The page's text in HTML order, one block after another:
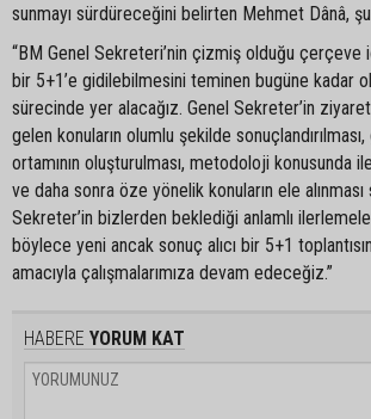
sunmayı sürdüreceğini belirten Mehmet Dânâ,
“BM Genel Sekreteri’nin çizmiş olduğu çerçeve
bir 5+1’e gidilebilmesini teminen bugüne kadar
sürecinde yer alacağız. Genel Sekreter’in
gelen konuların olumlu şekilde
ortamının oluşturulması, metodoloji konusunda
ve daha sonra öze yönelik konuların ele
Sekreter’in bizlerden beklediği anlamlı
böylece yeni ancak sonuç alıcı bir 5+1
amacıyla çalışmalarımıza devam edeceğiz.”
HABERE YORUM KAT